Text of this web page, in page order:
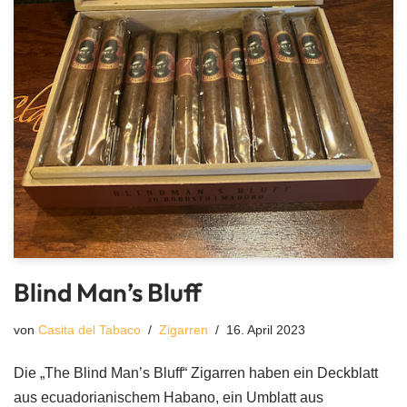
Blind Man’s Bluff
von Casita del Tabaco Zigarren 16. April 2023
Die „The Blind Man’s Bluff“ Zigarren haben ein Deckblatt
aus ecuadorianischem Habano, ein Umblatt aus